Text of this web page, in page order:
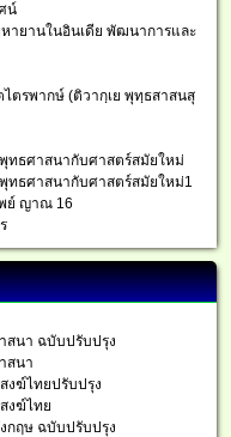
น์
ายานในอินเดีย พัฒนาการและ
ตรพากษ์ (ติวากฺเย พุทฺธสาสนสุ
ทธศาสนากับศาสตร์สมัยใหม่
ทธศาสนากับศาสตร์สมัยใหม่1
ย์ ญาณ 16
สนา ฉบับปรับปรุง
สนา
งฆ์ไทยปรับปรุง
งฆ์ไทย
กฤษ ฉบับปรับปรุง